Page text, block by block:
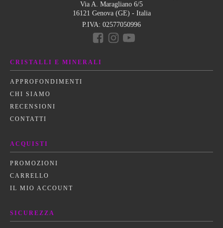
Via A. Maragliano 6/5
16121 Genova (GE) - Italia
P.IVA: 02577050996
CRISTALLI E MINERALI
APPROFONDIMENTI
CHI SIAMO
RECENSIONI
CONTATTI
ACQUISTI
PROMOZIONI
CARRELLO
IL MIO ACCOUNT
SICUREZZA